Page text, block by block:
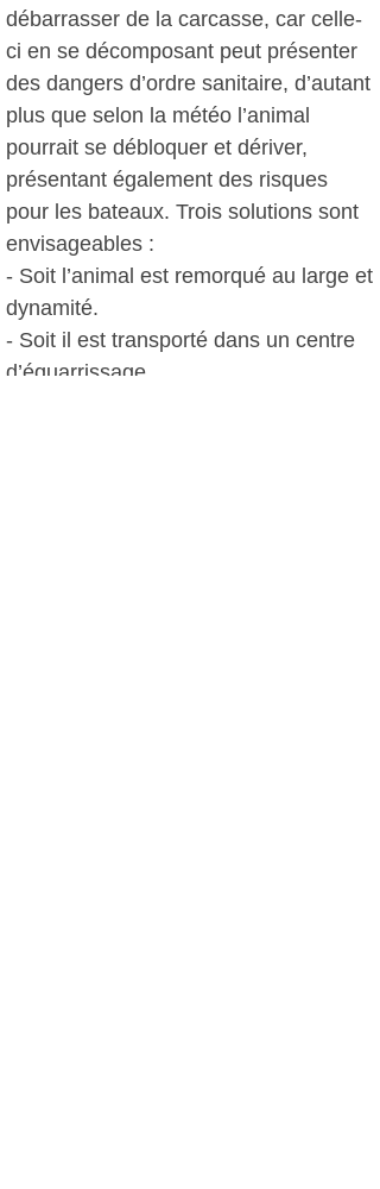
débarrasser de la carcasse, car celle-
ci en se décomposant peut présenter
des dangers d’ordre sanitaire, d’autant
plus que selon la météo l’animal
pourrait se débloquer et dériver,
présentant également des risques
pour les bateaux. Trois solutions sont
envisageables :
- Soit l’animal est remorqué au large et
dynamité.
- Soit il est transporté dans un centre
d’équarrissage